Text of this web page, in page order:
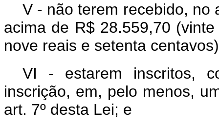
V - não terem recebido, no
acima de R$ 28.559,70
nove reais e setenta
VI - estarem inscritos,
inscrição, em, pelo menos,
art. 7º desta Lei; e